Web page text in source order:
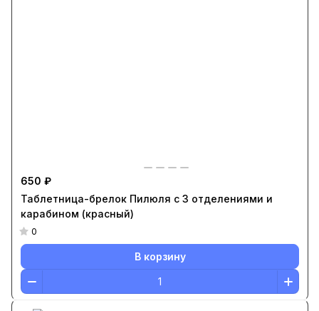
650 ₽
Таблетница-брелок Пилюля с 3 отделениями и
карабином (красный)
0
В корзину